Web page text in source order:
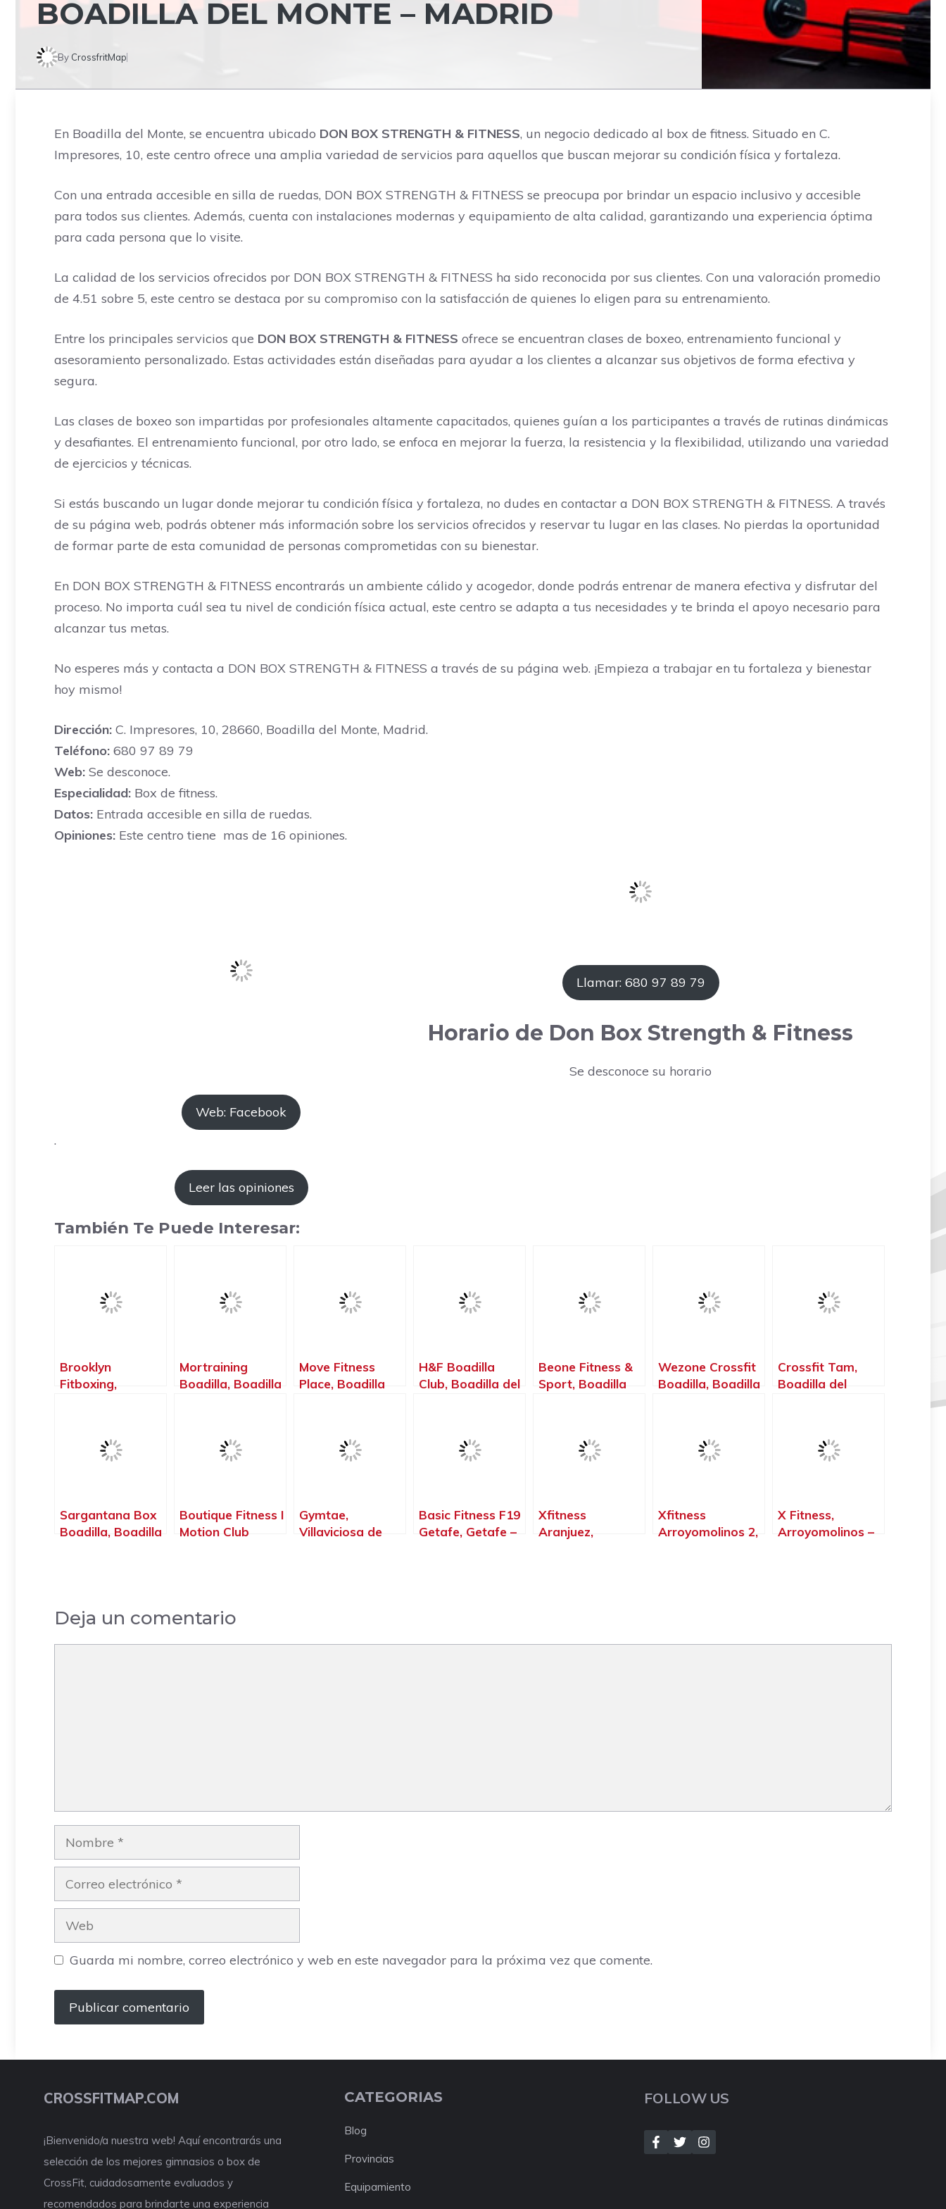
BOADILLA DEL MONTE – MADRID
By CrossfritMap
En Boadilla del Monte, se encuentra ubicado DON BOX STRENGTH & FITNESS, un negocio dedicado al box de fitness. Situado en C.
Impresores, 10, este centro ofrece una amplia variedad de servicios para aquellos que buscan mejorar su condición física y fortaleza.
Con una entrada accesible en silla de ruedas, DON BOX STRENGTH & FITNESS se preocupa por brindar un espacio inclusivo y accesible
para todos sus clientes. Además, cuenta con instalaciones modernas y equipamiento de alta calidad, garantizando una experiencia óptima
para cada persona que lo visite.
La calidad de los servicios ofrecidos por DON BOX STRENGTH & FITNESS ha sido reconocida por sus clientes. Con una valoración promedio
de 4.51 sobre 5, este centro se destaca por su compromiso con la satisfacción de quienes lo eligen para su entrenamiento.
Entre los principales servicios que DON BOX STRENGTH & FITNESS ofrece se encuentran clases de boxeo, entrenamiento funcional y
asesoramiento personalizado. Estas actividades están diseñadas para ayudar a los clientes a alcanzar sus objetivos de forma efectiva y
segura.
Las clases de boxeo son impartidas por profesionales altamente capacitados, quienes guían a los participantes a través de rutinas dinámicas
y desafiantes. El entrenamiento funcional, por otro lado, se enfoca en mejorar la fuerza, la resistencia y la flexibilidad, utilizando una variedad
de ejercicios y técnicas.
Si estás buscando un lugar donde mejorar tu condición física y fortaleza, no dudes en contactar a DON BOX STRENGTH & FITNESS. A través
de su página web, podrás obtener más información sobre los servicios ofrecidos y reservar tu lugar en las clases. No pierdas la oportunidad
de formar parte de esta comunidad de personas comprometidas con su bienestar.
En DON BOX STRENGTH & FITNESS encontrarás un ambiente cálido y acogedor, donde podrás entrenar de manera efectiva y disfrutar del
proceso. No importa cuál sea tu nivel de condición física actual, este centro se adapta a tus necesidades y te brinda el apoyo necesario para
alcanzar tus metas.
No esperes más y contacta a DON BOX STRENGTH & FITNESS a través de su página web. ¡Empieza a trabajar en tu fortaleza y bienestar
hoy mismo!
Dirección: C. Impresores, 10, 28660, Boadilla del Monte, Madrid.
Teléfono: 680 97 89 79
Web: Se desconoce.
Especialidad: Box de fitness.
Datos: Entrada accesible en silla de ruedas.
Opiniones: Este centro tiene mas de 16 opiniones.
Web: Facebook
.
Leer las opiniones
Llamar: 680 97 89 79
Horario de Don Box Strength & Fitness
Se desconoce su horario
También Te Puede Interesar:
Brooklyn
Fitboxing,
Mortraining
Boadilla, Boadilla
Move Fitness
Place, Boadilla
H&F Boadilla
Club, Boadilla del
Beone Fitness &
Sport, Boadilla
Wezone Crossfit
Boadilla, Boadilla
Crossfit Tam,
Boadilla del
Sargantana Box
Boadilla, Boadilla
Boutique Fitness I
Motion Club
Gymtae,
Villaviciosa de
Basic Fitness F19
Getafe, Getafe –
Xfitness
Aranjuez,
Xfitness
Arroyomolinos 2,
X Fitness,
Arroyomolinos –
Deja un comentario
Nombre
Correo
electrónico
Web
Guarda mi nombre, correo electrónico y web en este navegador para la próxima vez que comente.
CROSSFITMAP.COM
¡Bienvenido/a nuestra web! Aquí encontrarás una
selección de los mejores gimnasios o box de
CrossFit, cuidadosamente evaluados y
recomendados para brindarte una experiencia
CATEGORIAS
Blog
Provincias
Equipamiento
FOLLOW US